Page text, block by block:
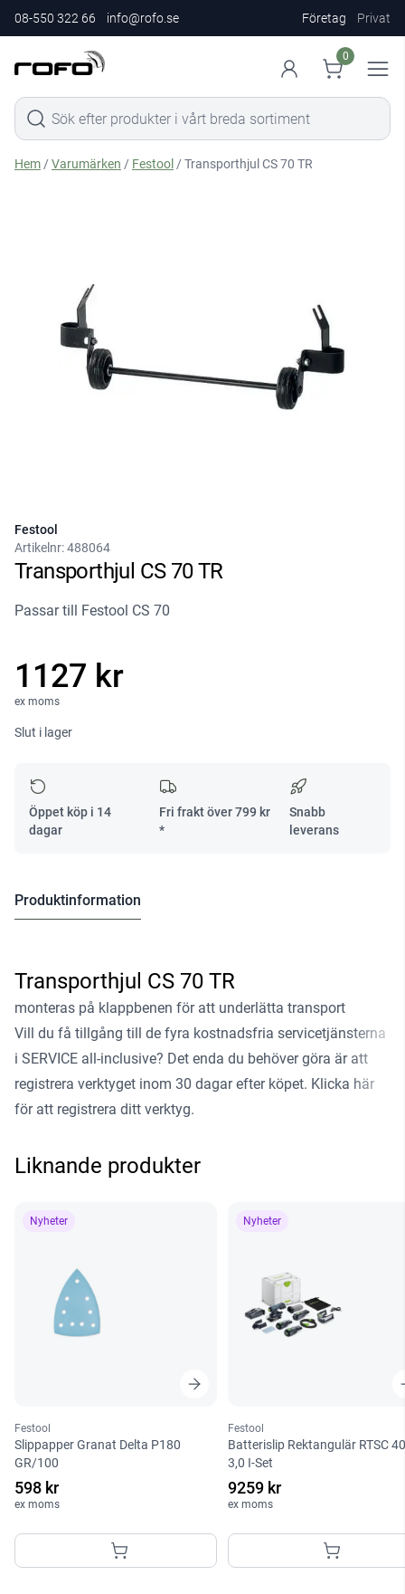
08-550 322 66 info@rofo.se Företag Privat
0
Hem /Varumärken / Festool / Transporthjul CS 70 TR
Festool
Artikelnr:488064
Transporthjul CS 70 TR
Passar till Festool CS 70
1127 kr
ex moms
Slut i lager
Öppet köp i 14
dagar
Fri frakt över799 kr
*
Snabb
leverans
Produktinformation
Transporthjul CS 70 TR
monteras på klappbenen för att underlätta transport
Vill du få tillgång till de fyra kostnadsfria servicetjänsterna
i SERVICE all-inclusive? Det enda du behöver göra är att
registrera verktyget inom 30 dagar efter köpet. Klicka här
för att registrera ditt verktyg.
Liknande produkter
Nyheter
Festool
Slippapper Granat Delta P180
GR/100
598 kr
ex moms
Nyheter
Festool
Batterislip Rektangulär RTSC
3,0 I-Set
9259 kr
ex moms